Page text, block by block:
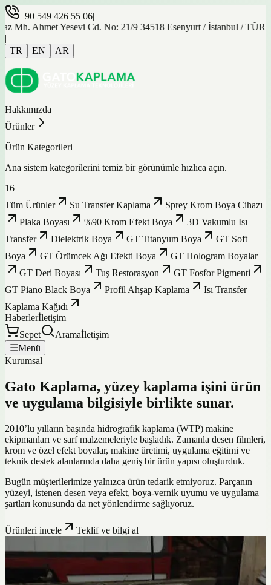
+90 549 426 55 06|
Mh. Ahmet Yesevi Cd. No: 21/9 34518 Esenyurt / İstanbul /
|
TR
EN AR
Hakkımızda
Ürünler
Ürün Kategorileri
Ana sistem kategorilerini temiz bir görünümle hızlıca açın.
16
Tüm Ürünler
Su Transfer Kaplama
Sprey Krom Boya Cihazı
Plaka Boyası
%90 Krom Efekt Boya
3D Vakumlu Isı
Transfer
Dielektrik Boya GT Titanyum Boya
GT Soft
Boya
GT Örümcek Ağı Efekti Boya
GT Hologram Boyalar
GT Deri Boyası
Tuş Restorasyon
GT Fosfor Pigmenti
GT Piano Black Boya
Profil Ahşap Kaplama
Isı Transfer
Kaplama Kağıdı
Haberlerİletişim
Sepet
Aramaİletişim
☰Menü
Kurumsal
Gato Kaplama, yüzey kaplama işini ürün
ve uygulama bilgisiyle birlikte sunar.
2010’lu yılların başında hidrografik kaplama (WTP) makine
ekipmanları ve sarf malzemeleriyle başladık. Zamanla desen filmleri,
krom ve özel efekt boyalar, makine üretimi, uygulama eğitimi ve
teknik destek alanlarında daha geniş bir ürün yapısı oluşturduk.
Bugün müşterilerimize yalnızca ürün tedarik etmiyoruz. Parçanın
yüzeyi, istenen desen veya efekt, boya-vernik uyumu ve uygulama
şartları konusunda da net yönlendirme sağlıyoruz.
Ürünleri incele Teklif ve bilgi al